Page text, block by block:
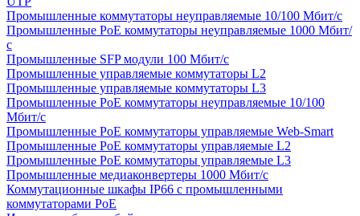
Промышленные коммутаторы неуправляемые 10/100 Мбит/с
Промышленные PoE коммутаторы неуправляемые 1000 Мбит/
с
Промышленные SFP модули 100 Мбит/c
Промышленные управляемые коммутаторы L2
Промышленные управляемые коммутаторы L3
Промышленные PoE коммутаторы неуправляемые 10/100
Мбит/с
Промышленные PoE коммутаторы управляемые Web-Smart
Промышленные PoE коммутаторы управляемые L2
Промышленные PoE коммутаторы управляемые L3
Промышленные медиаконвертеры 1000 Мбит/с
Коммутационные шкафы IP66 c промышленными
коммутаторами PoE